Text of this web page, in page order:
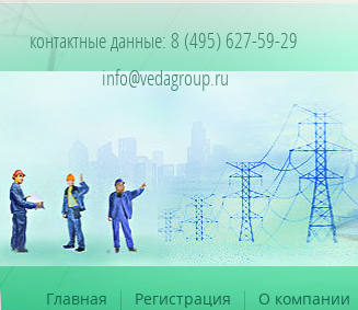
контактные данные: 8 (495) 627-59-29
info@vedagroup.ru
Главная Регистрация О компании